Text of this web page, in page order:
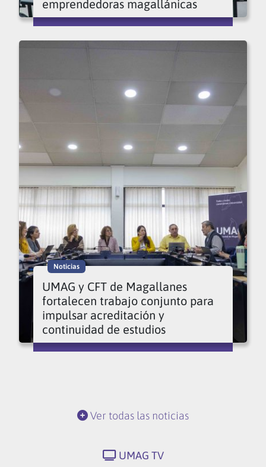
emprendedoras magallánicas
Noticias
UMAG y CFT de Magallanes
fortalecen trabajo conjunto para
impulsar acreditación y
continuidad de estudios
Ver todas las noticias
UMAG TV